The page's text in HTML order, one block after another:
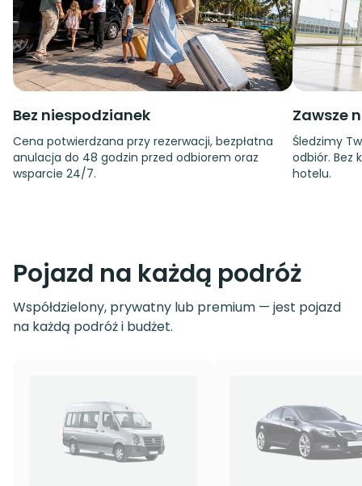
Bez niespodzianek
Cena potwierdzana przy rezerwacji, bezpłatna
anulacja do 48 godzin przed odbiorem oraz
wsparcie 24/7.
Zawsze
Śledzimy
odbiór. Bez
hotelu.
Pojazd na każdą podróż
Współdzielony, prywatny lub premium — jest pojazd
na każdą podróż i budżet.